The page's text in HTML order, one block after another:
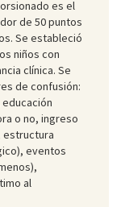
es el
de 50 puntos
Se estableció
niños con
clínica. Se
de confusión:
o no, ingreso
estructura
eventos
al